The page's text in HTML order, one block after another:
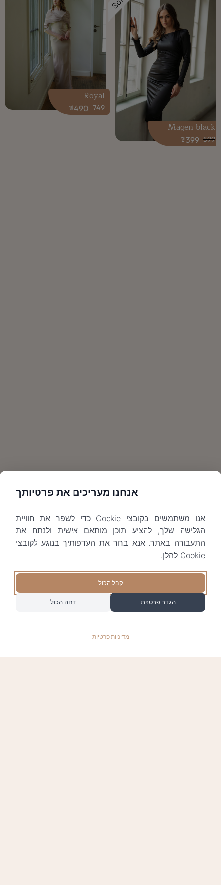
599
399
₪
Magen black
749
490
₪
Royal
אנחנו מעריכים את פרטיותך
אנו משתמשים בקובצי Cookie כדי לשפר את חוויית
הגלישה שלך, להציע תוכן מותאם אישית ולנתח את
התעבורה באתר. אנא בחר את העדפותיך בנוגע לקובצי
Cookie להלן.
קבל הכול
הגדר פרטנית דחה הכול
מדיניות פרטיות